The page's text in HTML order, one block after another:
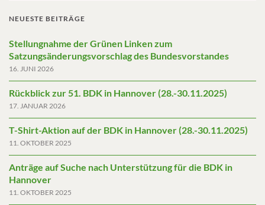
NEUESTE BEITRÄGE
Stellungnahme der Grünen Linken zum
Satzungsänderungsvorschlag des Bundesvorstandes
16. JUNI 2026
Rückblick zur 51. BDK in Hannover (28.-30.11.2025)
17. JANUAR 2026
T-Shirt-Aktion auf der BDK in Hannover (28.-30.11.2025)
11. OKTOBER 2025
Anträge auf Suche nach Unterstützung für die BDK in
Hannover
11. OKTOBER 2025